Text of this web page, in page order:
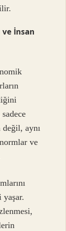
ve İnsan
aynı
ve